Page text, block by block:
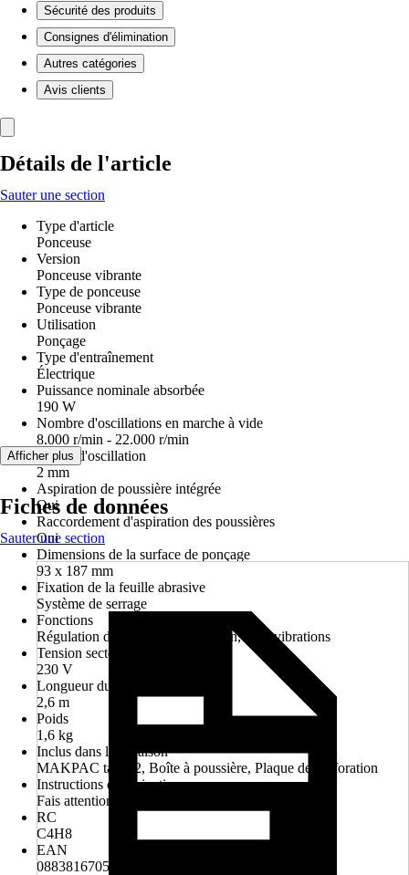
Sécurité des produits
Consignes d'élimination
Autres catégories
Avis clients
Détails de l'article
Sauter une section
Type d'article
Ponceuse
Version
Ponceuse vibrante
Type de ponceuse
Ponceuse vibrante
Utilisation
Ponçage
Type d'entraînement
Électrique
Puissance nominale absorbée
190 W
Nombre d'oscillations en marche à vide
8.000 r/min - 22.000 r/min
Cercle d'oscillation
2 mm
Aspiration de poussière intégrée
Oui
Raccordement d'aspiration des poussières
Oui
Dimensions de la surface de ponçage
93 x 187 mm
Fixation de la feuille abrasive
Système de serrage
Fonctions
Régulation de la vitesse de rotation, Anti-vibrations
Tension secteur
230 V
Longueur du câble
2,6 m
Poids
1,6 kg
Inclus dans la livraison
MAKPAC taille 2, Boîte à poussière, Plaque de perforation
Instructions d'élimination
Fais attention aux consignes pour l'élimination
RC
C4H8
EAN
088381670586, 2007007120081
Afficher plus
Fiches de données
Sauter une section